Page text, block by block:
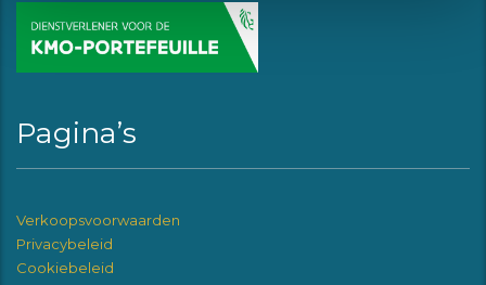
Pagina’s
Verkoopsvoorwaarden
Privacybeleid
Cookiebeleid